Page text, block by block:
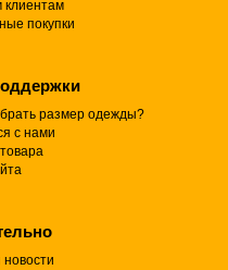
покупки
размер одежды?
с нами